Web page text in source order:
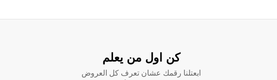
كن اول من يعلم
ابعتلنا رقمك عشان تعرف كل العروض